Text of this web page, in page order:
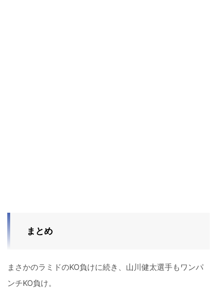
まとめ
まさかのラミドのKO負けに続き、山川健太選手もワンパ
ンチKO負け。